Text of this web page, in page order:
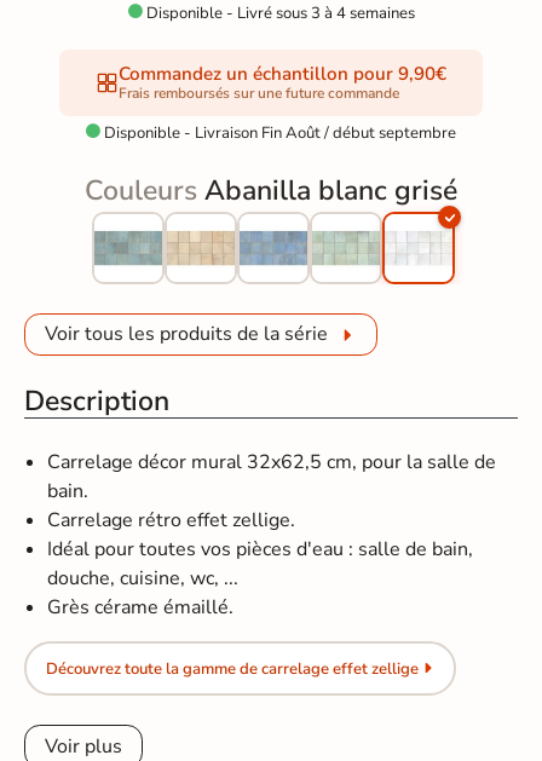
Disponible - Livré sous 3 à 4 semaines
Commandez un échantillon pour 9,90€
Frais remboursés sur une future commande
 Disponible - Livraison Fin Août / début septembre
Couleurs Abanilla blanc grisé
Voir tous les produits de la série
Description
Carrelage décor mural 32x62,5 cm, pour la salle de
bain.
Carrelage rétro effet zellige.
Idéal pour toutes vos pièces d'eau : salle de bain,
douche, cuisine, wc, ...
Grès cérame émaillé.
Découvrez toute la gamme de carrelage effet zellige
Voir plus